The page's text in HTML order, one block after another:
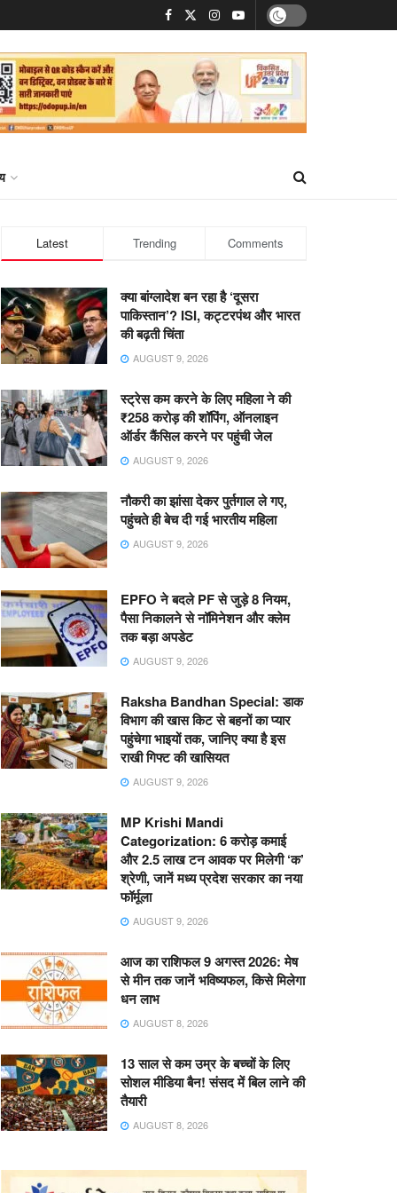
Latest Trending Comments
क्या बांग्लादेश बन रहा है ‘दूसरा
पाकिस्तान’? ISI, कट्टरपंथ और भारत
की बढ़ती चिंता
AUGUST 9, 2026
स्ट्रेस कम करने के लिए महिला ने की
₹258 करोड़ की शॉपिंग, ऑनलाइन
ऑर्डर कैंसिल करने पर पहुंची जेल
AUGUST 9, 2026
नौकरी का झांसा देकर पुर्तगाल ले गए,
पहुंचते ही बेच दी गई भारतीय महिला
AUGUST 9, 2026
EPFO ने बदले PF से जुड़े 8 नियम,
पैसा निकालने से नॉमिनेशन और क्लेम
तक बड़ा अपडेट
AUGUST 9, 2026
Raksha Bandhan Special: डाक
विभाग की खास किट से बहनों का प्यार
पहुंचेगा भाइयों तक, जानिए क्या है इस
राखी गिफ्ट की खासियत
AUGUST 9, 2026
MP Krishi Mandi
Categorization: 6 करोड़ कमाई
और 2.5 लाख टन आवक पर मिलेगी ‘क’
श्रेणी, जानें मध्य प्रदेश सरकार का नया
फॉर्मूला
AUGUST 9, 2026
आज का राशिफल 9 अगस्त 2026: मेष
से मीन तक जानें भविष्यफल, किसे मिलेगा
धन लाभ
AUGUST 8, 2026
13 साल से कम उम्र के बच्चों के लिए
सोशल मीडिया बैन! संसद में बिल लाने की
तैयारी
AUGUST 8, 2026